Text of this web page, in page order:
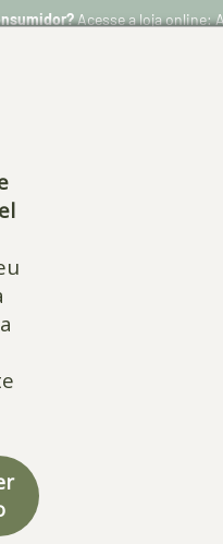
Acesse a loja online: